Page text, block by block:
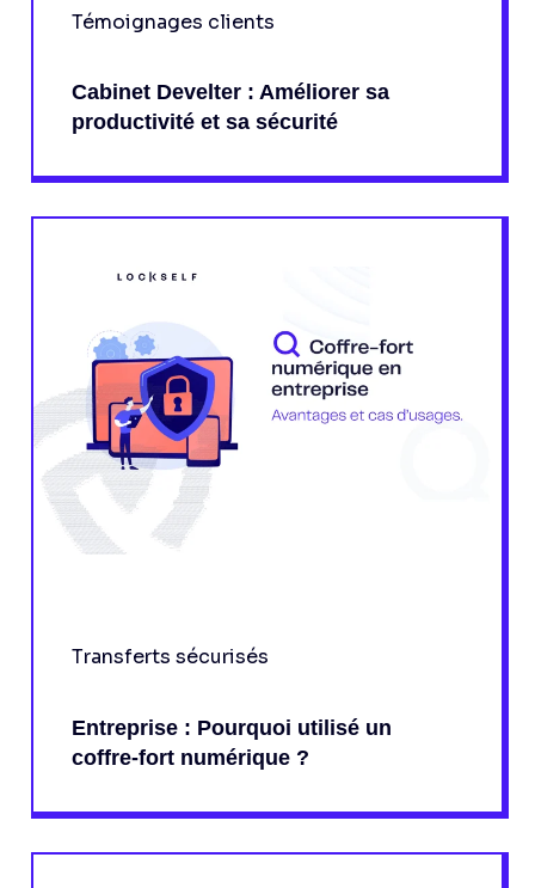
Témoignages clients
Cabinet Develter : Améliorer sa
productivité et sa sécurité
Transferts sécurisés
Entreprise : Pourquoi utilisé un
coffre-fort numérique ?